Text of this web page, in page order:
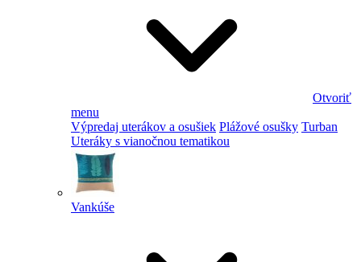
Otvoriť
menu
Výpredaj uterákov a osušiek Plážové osušky Turban
Uteráky s vianočnou tematikou
Vankúše